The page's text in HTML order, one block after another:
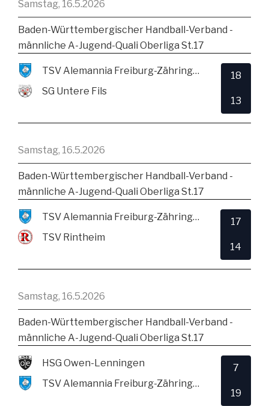
Samstag, 16.5.2026
Baden-Württembergischer Handball-Verband -
männliche A-Jugend-Quali Oberliga St.17
TSV Alemannia Freiburg-Zähringen
SG Untere Fils
18
13
Samstag, 16.5.2026
Baden-Württembergischer Handball-Verband -
männliche A-Jugend-Quali Oberliga St.17
TSV Alemannia Freiburg-Zähringen
TSV Rintheim
17
14
Samstag, 16.5.2026
Baden-Württembergischer Handball-Verband -
männliche A-Jugend-Quali Oberliga St.17
HSG Owen-Lenningen
TSV Alemannia Freiburg-Zähringen
7
19